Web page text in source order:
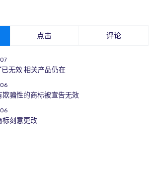
点击 评论
已无效 相关产品仍在
欺骗性的商标被宣告无效
标刻意更改